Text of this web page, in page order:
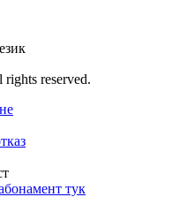
rights reserved.
тук